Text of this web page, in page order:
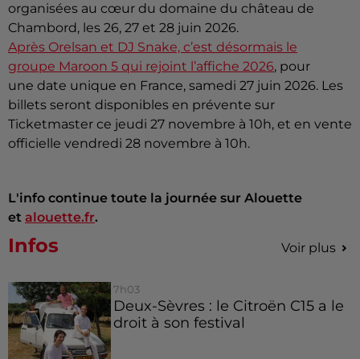
organisées au cœur du domaine du château de
Chambord, les 26, 27 et 28 juin 2026.
Après Orelsan et DJ Snake, c’est désormais le
groupe Maroon 5 qui rejoint l’affiche 2026, pour
une date unique en France, samedi 27 juin 2026. Les
billets seront disponibles en prévente sur
Ticketmaster ce jeudi 27 novembre à 10h, et en vente
officielle vendredi 28 novembre à 10h.
L'info continue toute la journée sur Alouette
et alouette.fr.
Infos Voir plus
7h03
Deux-Sèvres : le Citroën C15 a le
droit à son festival